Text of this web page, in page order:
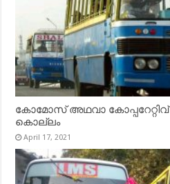
കോമോസ് അഥവാ
കൊല്ലം
April 17, 2021